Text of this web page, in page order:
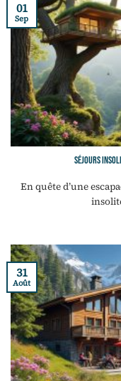
Séjours
En quête d’une
01
Sep
31
Août